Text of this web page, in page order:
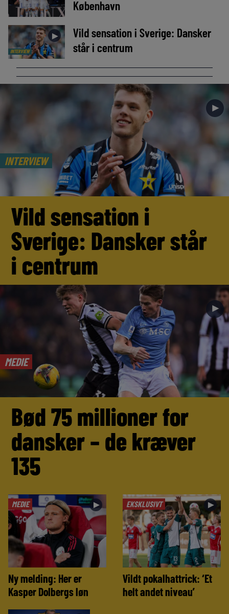
København
INTERVIEW
►
Vild sensation i Sverige: Dansker
står i centrum
INTERVIEW
►
Vild sensation i
Sverige: Dansker står
i centrum
MEDIE
►
Bød 75 millioner for
dansker – de kræver
135
MEDIE ►
Ny melding: Her er
Kasper Dolbergs løn
EKSKLUSIVT ►
Vildt pokalhattrick: ‘Et
helt andet niveau’